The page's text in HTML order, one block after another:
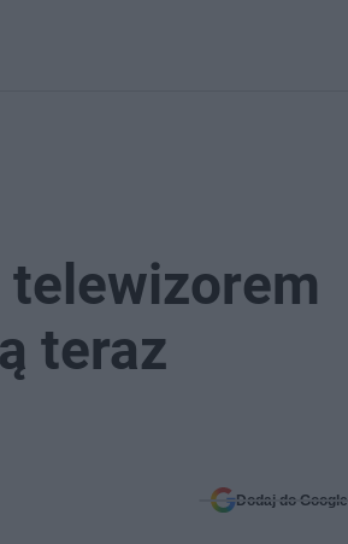
telewizorem
teraz
Dodaj do Google